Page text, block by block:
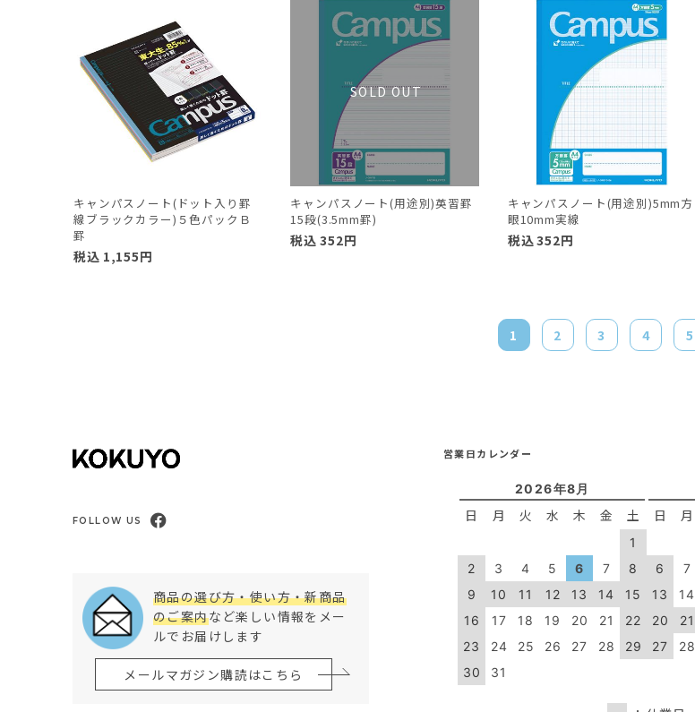
キャンパスノート(ドット入り罫
線ブラックカラー)５色パックＢ
罫
税込 1,155円
キャンパスノート(用途別)英習罫
15段(3.5mm罫)
税込 352円
キャンパスノート(用途別)5mm方
眼10mm実線
税込352円
1 2 3 4
5
FOLLOW US
商品の選び方・使い方・新商品
のご案内など楽しい情報をメー
ルでお届けします
メールマガジン購読はこちら
営業日カレンダー
2026年8月
日 月 火 水 木 金 土
1
2
3 4 5 6 7
8
9
10 11 12 13 14
15
16
17 18 19 20 21
22
23
24 25 26 27 28
29
30
31
日 月
6
7
13
14
20
21
27
28